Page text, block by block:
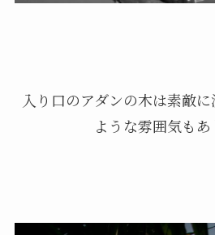
入り口のアダンの木は素敵
ような雰囲気も